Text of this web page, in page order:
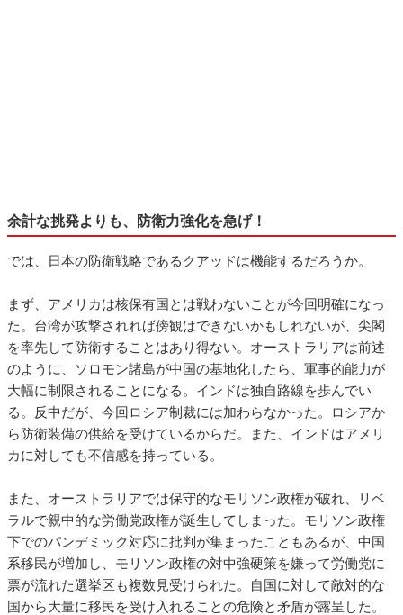
余計な挑発よりも、防衛力強化を急げ！
では、日本の防衛戦略であるクアッドは機能するだろうか。
まず、アメリカは核保有国とは戦わないことが今回明確になっ
た。台湾が攻撃されれば傍観はできないかもしれないが、尖閣
を率先して防衛することはあり得ない。オーストラリアは前述
のように、ソロモン諸島が中国の基地化したら、軍事的能力が
大幅に制限されることになる。インドは独自路線を歩んでい
る。反中だが、今回ロシア制裁には加わらなかった。ロシアか
ら防衛装備の供給を受けているからだ。また、インドはアメリ
カに対しても不信感を持っている。
また、オーストラリアでは保守的なモリソン政権が破れ、リベ
ラルで親中的な労働党政権が誕生してしまった。モリソン政権
下でのパンデミック対応に批判が集まったこともあるが、中国
系移民が増加し、モリソン政権の対中強硬策を嫌って労働党に
票が流れた選挙区も複数見受けられた。自国に対して敵対的な
国から大量に移民を受け入れることの危険と矛盾が露呈した。